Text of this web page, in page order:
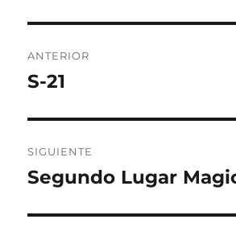
de
ANTERIOR
Entrada
S-21
SIGUIENTE
Entrada
Segundo Lugar